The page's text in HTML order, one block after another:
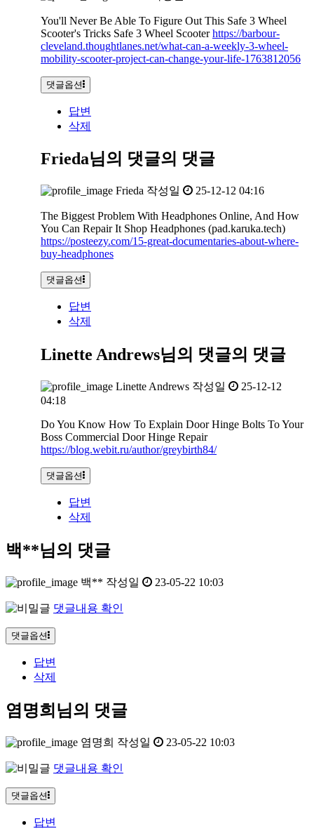
You'll Never Be Able To Figure Out This Safe 3 Wheel
Scooter's Tricks Safe 3 Wheel Scooterhttps://barbour-
cleveland.thoughtlanes.net/what-can-a-weekly-3-wheel-
mobility-scooter-project-can-change-your-life-1763812056
댓글옵션
답변
삭제
Frieda님의 댓글의 댓글
Frieda 작성일 25-12-12 04:16
The Biggest Problem With Headphones Online, And How
You Can Repair It Shop Headphones (pad.karuka.tech)
https://posteezy.com/15-great-documentaries-about-where-
buy-headphones
댓글옵션
답변
삭제
Linette Andrews님의 댓글의 댓글
Linette Andrews 작성일
25-12-12
04:18
Do You Know How To Explain Door Hinge Bolts To Your
Boss Commercial Door Hinge Repair
https://blog.webit.ru/author/greybirth84/
댓글옵션
답변
삭제
백**님의 댓글
백** 작성일 23-05-22 10:03
댓글내용 확인
댓글옵션
답변
삭제
염명희님의 댓글
염명희 작성일 23-05-22 10:03
댓글내용 확인
댓글옵션
답변